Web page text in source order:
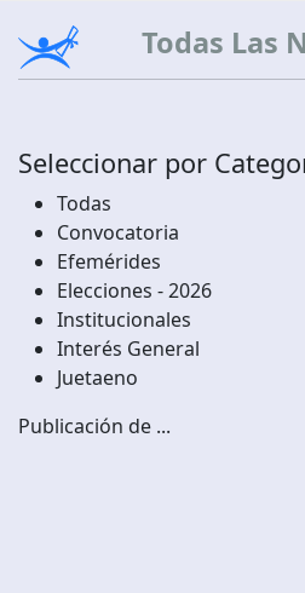
Todas Las
Seleccionar por
Todas
Convocatoria
Efemérides
Elecciones - 2026
Institucionales
Interés General
Juetaeno
Publicación de ...